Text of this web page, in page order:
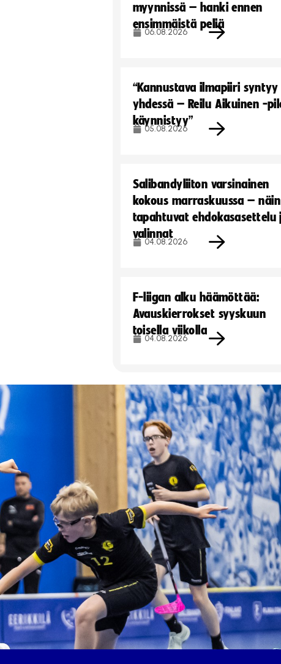
myynnissä – hanki ennen
ensimmäistä peliä
06.08.2026
“Kannustava ilmapiiri syntyy
yhdessä – Reilu Aikuinen -
käynnistyy”
05.08.2026
Salibandyliiton varsinainen
kokous marraskuussa – näin
tapahtuvat ehdokasasettelu
valinnat
04.08.2026
F-liigan alku häämöttää:
Avauskierrokset syyskuun
toisella viikolla
04.08.2026